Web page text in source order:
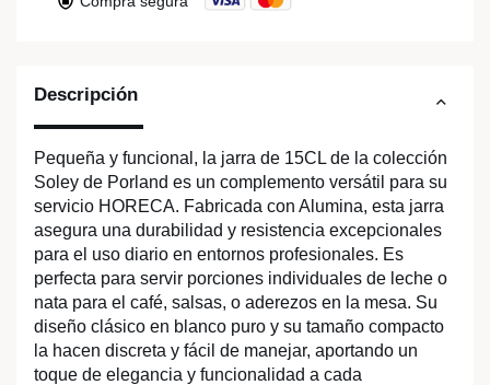
Descripción
Pequeña y funcional, la jarra de 15CL de la colección
Soley de Porland es un complemento versátil para su
servicio HORECA. Fabricada con Alumina, esta jarra
asegura una durabilidad y resistencia excepcionales
para el uso diario en entornos profesionales. Es
perfecta para servir porciones individuales de leche o
nata para el café, salsas, o aderezos en la mesa. Su
diseño clásico en blanco puro y su tamaño compacto
la hacen discreta y fácil de manejar, aportando un
toque de elegancia y funcionalidad a cada